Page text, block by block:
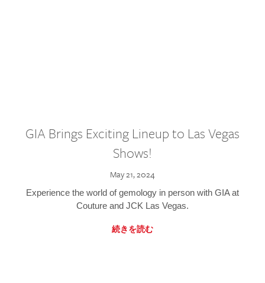
GIA Brings Exciting Lineup to Las Vegas
Shows!
May 21, 2024
Experience the world of gemology in person with GIA at
Couture and JCK Las Vegas.
続きを読む